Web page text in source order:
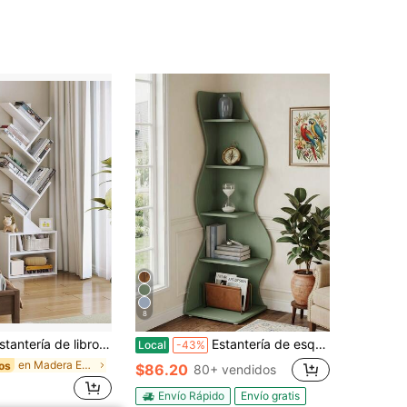
árbol de 10 niveles, estantería alta de madera de pie para espacios estrechos, organizador de almacenamiento para libros, estantería para CDs/películas/libros, oficina en casa, sala de estar, dormitorio
en Madera Estanterías para libros
8
Local -43% Estantería de esquina minimalista moderna de 5 niveles, estantería de esquina, gabinete de exhibición, unidad de estantería, almacenamiento abierto, para sala de estar, estudio y dormitorio. Estantería de almacenamiento multifuncional. Fácil de instalar. (Blanco).
$86.20 80+ vendidos
Envío Rápido Envío gratis